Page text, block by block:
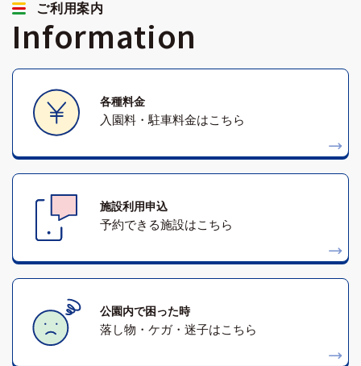
ご利用案内
Information
各種料金
入園料・駐車料金はこちら
施設利用申込
予約できる施設はこちら
公園内で困った時
落し物・ケガ・迷子はこちら